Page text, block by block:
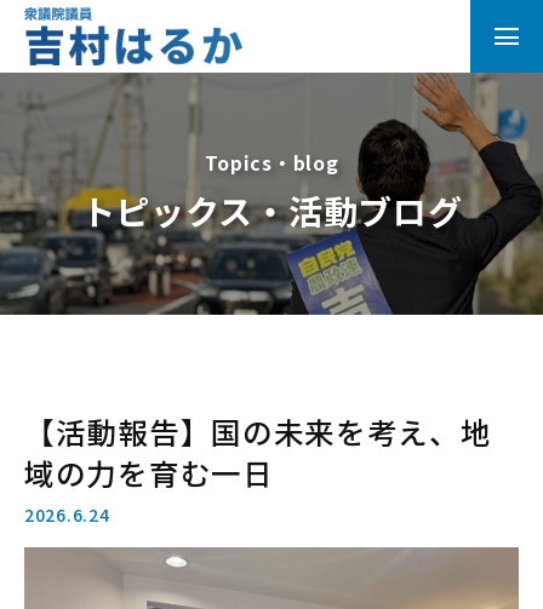
Topics・blog
トピックス・活動ブログ
【活動報告】国の未来を考え、地
域の力を育む一日
2026.6.24